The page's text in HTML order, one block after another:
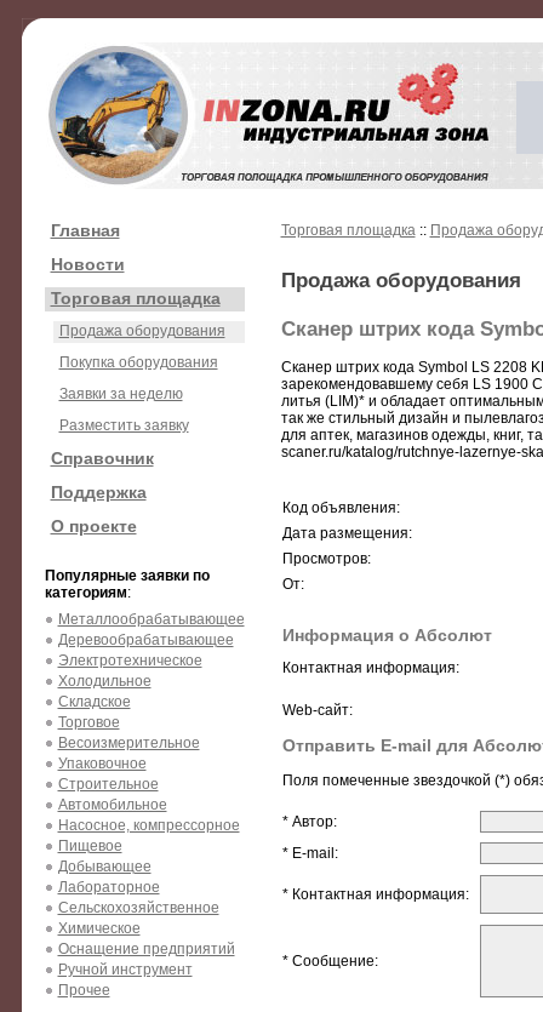
Главная
Новости
Торговая площадка
Продажа оборудования
Покупка оборудования
Заявки за неделю
Разместить заявку
Справочник
Поддержка
О проекте
Популярные заявки по
категориям:
Металлообрабатывающее
Деревообрабатывающее
Электротехническое
Холодильное
Складское
Торговое
Весоизмерительное
Упаковочное
Строительное
Автомобильное
Насосное, компрессорное
Пищевое
Добывающее
Лабораторное
Сельскохозяйственное
Химическое
Оснащение предприятий
Ручной инструмент
Прочее
Торговая площадка:: Продажа
Продажа оборудования
Сканер штрих кода
Сканер штрих кода Symbol LS 2208
зарекомендовавшему себя LS 1900
литья (LIM)* и обладает
так же стильный дизайн и
для аптек, магазинов одежды, книг,
scaner.ru/katalog/rutchnye-lazernye-
Код объявления:
Дата размещения:
Просмотров:
От:
Информация о Абсолют
Контактная информация:
Web-сайт:
Отправить E-mail для
Поля помеченные звездочкой (*)
* Автор:
* E-mail:
* Контактная информация:
* Сообщение: